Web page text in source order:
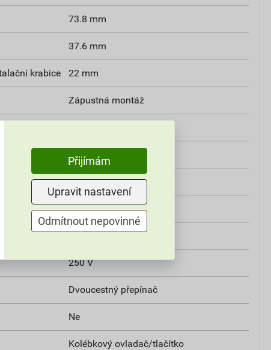
73.8 mm
37.6 mm
krabice 22 mm
Zápustná montáž
Ne
Ne
Ne
10A
250 V
Dvoucestný přepínač
Ne
Kolébkový ovladač/tlačítko
Přijímám
Upravit nastavení
Odmítnout nepovinné